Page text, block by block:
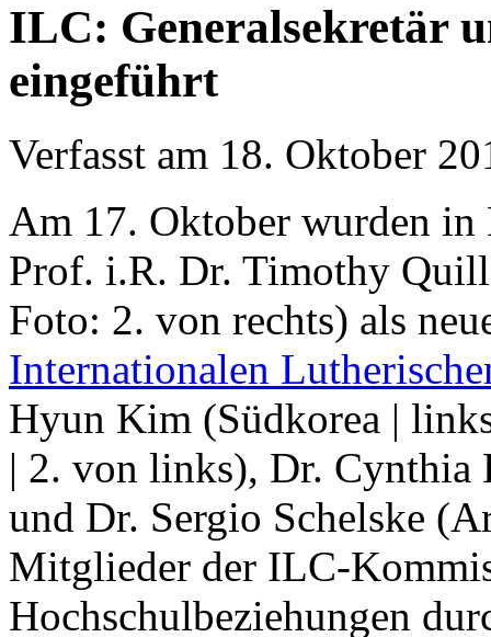
ILC: Generalsekretär
eingeführt
Verfasst am 18. Oktober
Am 17. Oktober wurden
Prof. i.R. Dr. Timothy
Foto: 2. von rechts) als
Internationalen
Hyun Kim (Südkorea |
| 2. von links), Dr.
und Dr. Sergio Schelske
Mitglieder der ILC-
Hochschulbeziehungen